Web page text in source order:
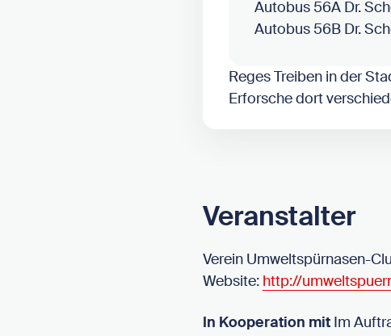
Autobus 56A Dr.
Autobus 56B Dr.
Reges Treiben in der
Erforsche dort
Veranstalter
Verein Umweltspürnasen-
Website: http://
In Kooperation mitIm